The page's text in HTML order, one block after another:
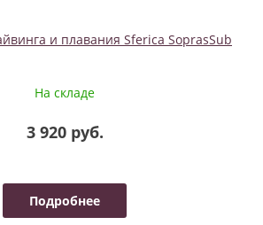
и плавания Sferica SoprasSub
На складе
3 920 руб.
Подробнее